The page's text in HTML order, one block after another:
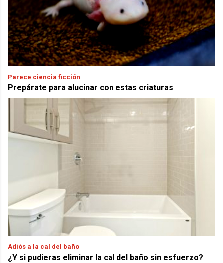
Parece ciencia ficción
Prepárate para alucinar con estas criaturas
Adiós a la cal del baño
¿Y si pudieras eliminar la cal del baño sin esfuerzo?